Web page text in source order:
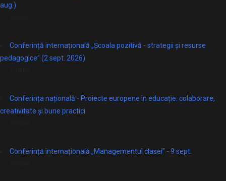
aug.)
Conferință internațională „Școala pozitivă - strategii și resurse
pedagogice” (2 sept. 2026)
Conferința națională - Proiecte europene în educație: colaborare,
creativitate și bune practici
Conferință internațională „Managementul clasei” - 9 sept.